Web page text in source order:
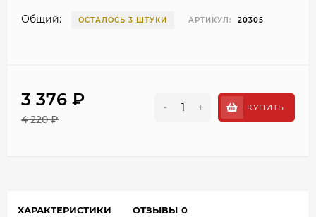
Общий: ОСТАЛОСЬ 3 ШТУКИ АРТИКУЛ: 20305
3 376 ₽
4 220 ₽
- + КУПИТЬ
ХАРАКТЕРИСТИКИ ОТЗЫВЫ 0